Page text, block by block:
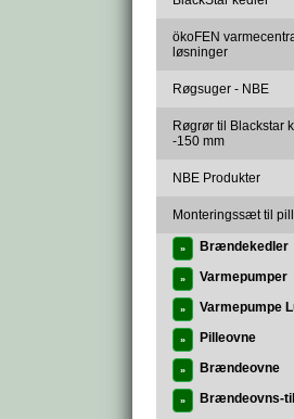
ökoFEN
løsninger
Røgsuger - NBE
Røgrør til Blackstar
-150 mm
NBE Produkter
Monteringssæt til
» Brændekedler
» Varmepumper
» Varmepumpe
» Pilleovne
» Brændeovne
» Brændeovns-